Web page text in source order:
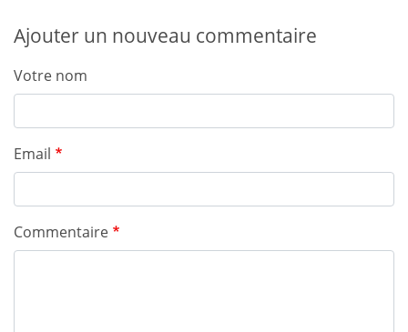
Ajouter un nouveau commentaire
Votre nom
Email
Commentaire